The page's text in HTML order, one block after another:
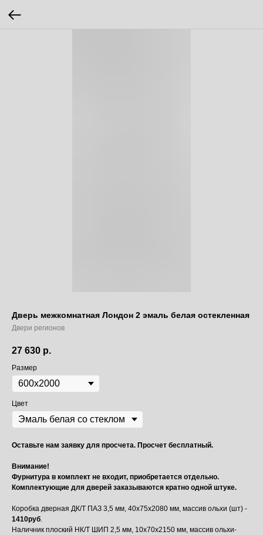
Дверь межкомнатная Лондон 2 эмаль белая остекленная
Двери регионов
27 630 р.
Размер
Цвет
Оставьте нам заявку для просчета. Просчет бесплатный.
Внимание!
Фурнитура в комплект не входит, приобретается отдельно.
Комплектующие для дверей заказываются кратно одной штуке.
Коробка дверная ДК/Т ПАЗ 3,5 мм, 40х75х2080 мм, массив ольхи (шт) -
1410руб.
Наличник плоский НК/Т ШИП 2,5 мм, 10х70х2150 мм, массив ольхи-